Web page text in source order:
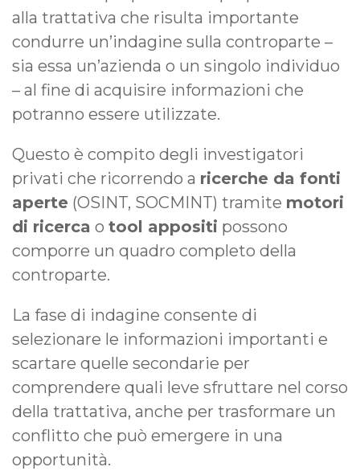
alla trattativa che risulta importante
condurre un’indagine sulla controparte –
sia essa un’azienda o un singolo individuo
– al fine di acquisire informazioni che
potranno essere utilizzate.
Questo è compito degli investigatori
privati che ricorrendo a ricerche da fonti
aperte (OSINT, SOCMINT) tramite motori
di ricerca o tool appositi possono
comporre un quadro completo della
controparte.
La fase di indagine consente di
selezionare le informazioni importanti e
scartare quelle secondarie per
comprendere quali leve sfruttare nel corso
della trattativa, anche per trasformare un
conflitto che può emergere in una
opportunità.